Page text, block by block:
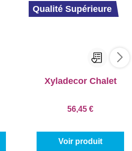
Qualité Supérieure
Xyladecor Chalet
56,45 €
Voir produit